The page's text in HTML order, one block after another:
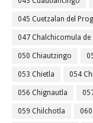
045 Cuetzalan del
047 Chalchicomula de
050 Chiautzingo
053 Chietla 054
056 Chignautla
059 Chilchotla